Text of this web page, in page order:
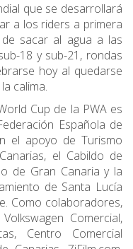
que se desarrollará
a los riders a primera
sacar al agua a las
18 y sub-21, rondas
hoy al quedarse
calima.
Cup de la PWA es
Española de
el apoyo de Turismo
el Cabildo de
de Gran Canaria y la
de Santa Lucía
Como colaboradores,
Comercial,
Centro Comercial